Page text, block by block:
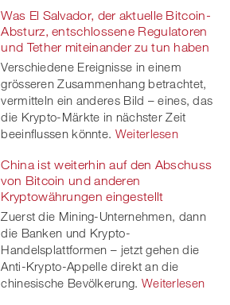
Was El Salvador, der aktuelle Bitcoin-
Absturz, entschlossene Regulatoren
und Tether miteinander zu tun haben
Verschiedene Ereignisse in einem
grösseren Zusammenhang betrachtet,
vermitteln ein anderes Bild – eines, das
die Krypto-Märkte in nächster Zeit
beeinflussen könnte. Weiterlesen
China ist weiterhin auf den Abschuss
von Bitcoin und anderen
Kryptowährungen eingestellt
Zuerst die Mining-Unternehmen, dann
die Banken und Krypto-
Handelsplattformen – jetzt gehen die
Anti-Krypto-Appelle direkt an die
chinesische Bevölkerung. Weiterlesen